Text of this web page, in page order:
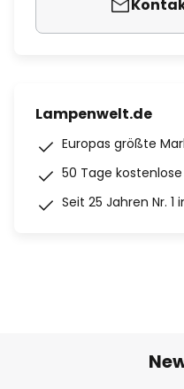
Lampenwelt.de
Europas größte
50 Tage
Seit 25 Jahren Nr. 1